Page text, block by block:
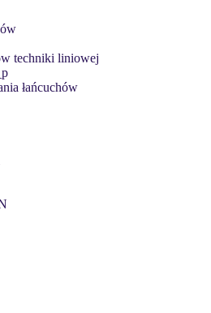
techniki liniowej
łańcuchów